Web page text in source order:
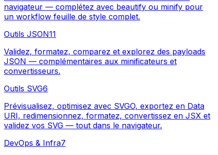
navigateur — complétez avec beautify ou minify pour
un workflow feuille de style complet.
Outils JSON11
Validez, formatez, comparez et explorez des payloads
JSON — complémentaires aux minificateurs et
convertisseurs.
Outils SVG6
Prévisualisez, optimisez avec SVGO, exportez en Data
URI, redimensionnez, formatez, convertissez en JSX et
validez vos SVG — tout dans le navigateur.
DevOps & Infra7